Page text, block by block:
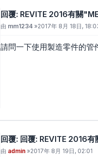
回覆: REVITE 2016有關
文章
由 mm1234 »2017年 8月 18日,
請問一下使用製造零件的管
回覆: 回覆: REVITE 2016
文章
由 admin »2017年 8月 19日, 02:01